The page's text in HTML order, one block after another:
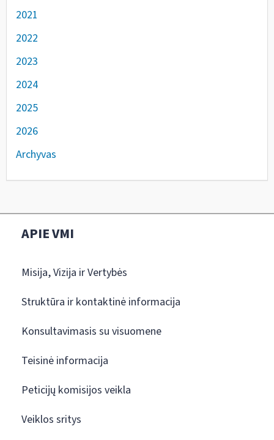
2021
2022
2023
2024
2025
2026
Archyvas
APIE VMI
Misija, Vizija ir Vertybės
Struktūra ir kontaktinė informacija
Konsultavimasis su visuomene
Teisinė informacija
Peticijų komisijos veikla
Veiklos sritys